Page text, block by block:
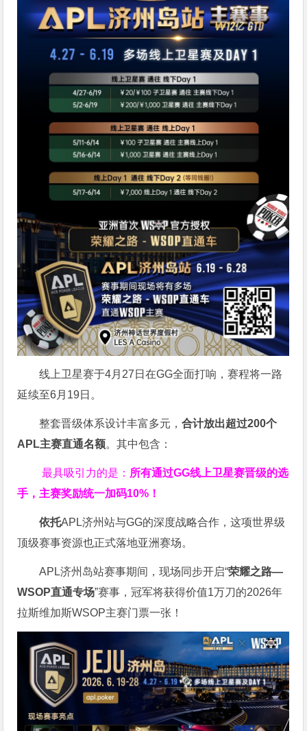
线上卫星赛于4月27日在GG全面打响，赛程将一路
延续至6月19日。
整套晋级体系设计丰富多元，合计放出超过200个
APL主赛直通名额。其中包含：
最具吸引力的是： 所有通过GG线上卫星赛晋级的选
手，主赛奖励统一加码10% ！
依托APL济州站与GG的深度战略合作，这项世界级
顶级赛事资源也正式落地亚洲赛场。
APL济州岛站赛事期间，现场同步开启“荣耀之路—
WSOP直通专场”赛事，冠军将获得价值1万刀的2026年
拉斯维加斯WSOP主赛门票一张！